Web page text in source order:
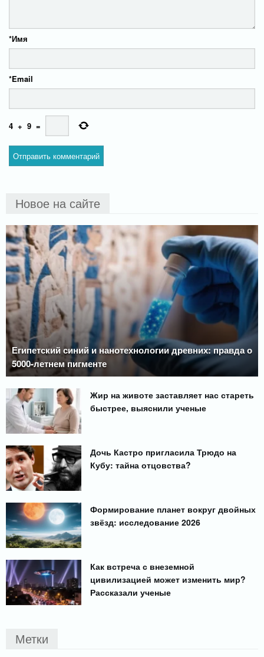
Имя
*
Email
*
4 + 9 =
Новое на сайте
Египетский синий и нанотехнологии древних: правда о
5000-летнем пигменте
Жир на животе заставляет нас стареть
быстрее, выяснили ученые
Дочь Кастро пригласила Трюдо на
Кубу: тайна отцовства?
Формирование планет вокруг двойных
звёзд: исследование 2026
Как встреча с внеземной
цивилизацией может изменить мир?
Рассказали ученые
Метки